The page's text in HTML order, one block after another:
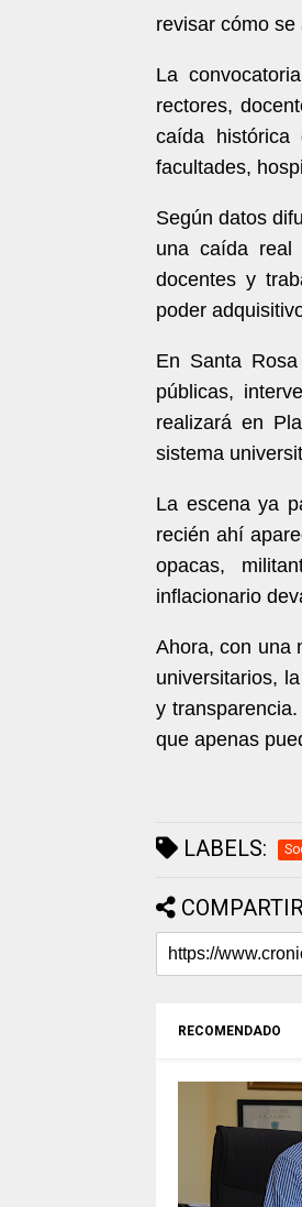
revisar cómo
La
rectores,
caída histórica
facultades,
Según datos
una caída real
docentes y
poder
En Santa
públicas,
realizará en
sistema
La escena ya
recién ahí
opacas,
inflacionario
Ahora, con una
universitarios,
y
que apenas
LABELS:
RECOMENDADO